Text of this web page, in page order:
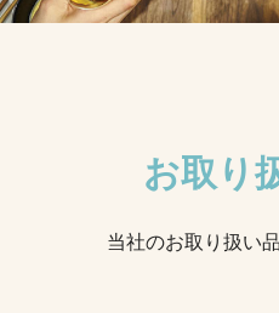
お取り
当社のお取り扱い